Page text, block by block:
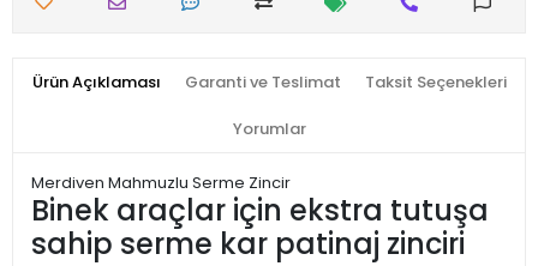
Ürün Açıklaması Garanti ve Teslimat Taksit Seçenekleri
Yorumlar
Merdiven Mahmuzlu Serme Zincir
Binek araçlar için ekstra tutuşa
sahip serme kar patinaj zinciri